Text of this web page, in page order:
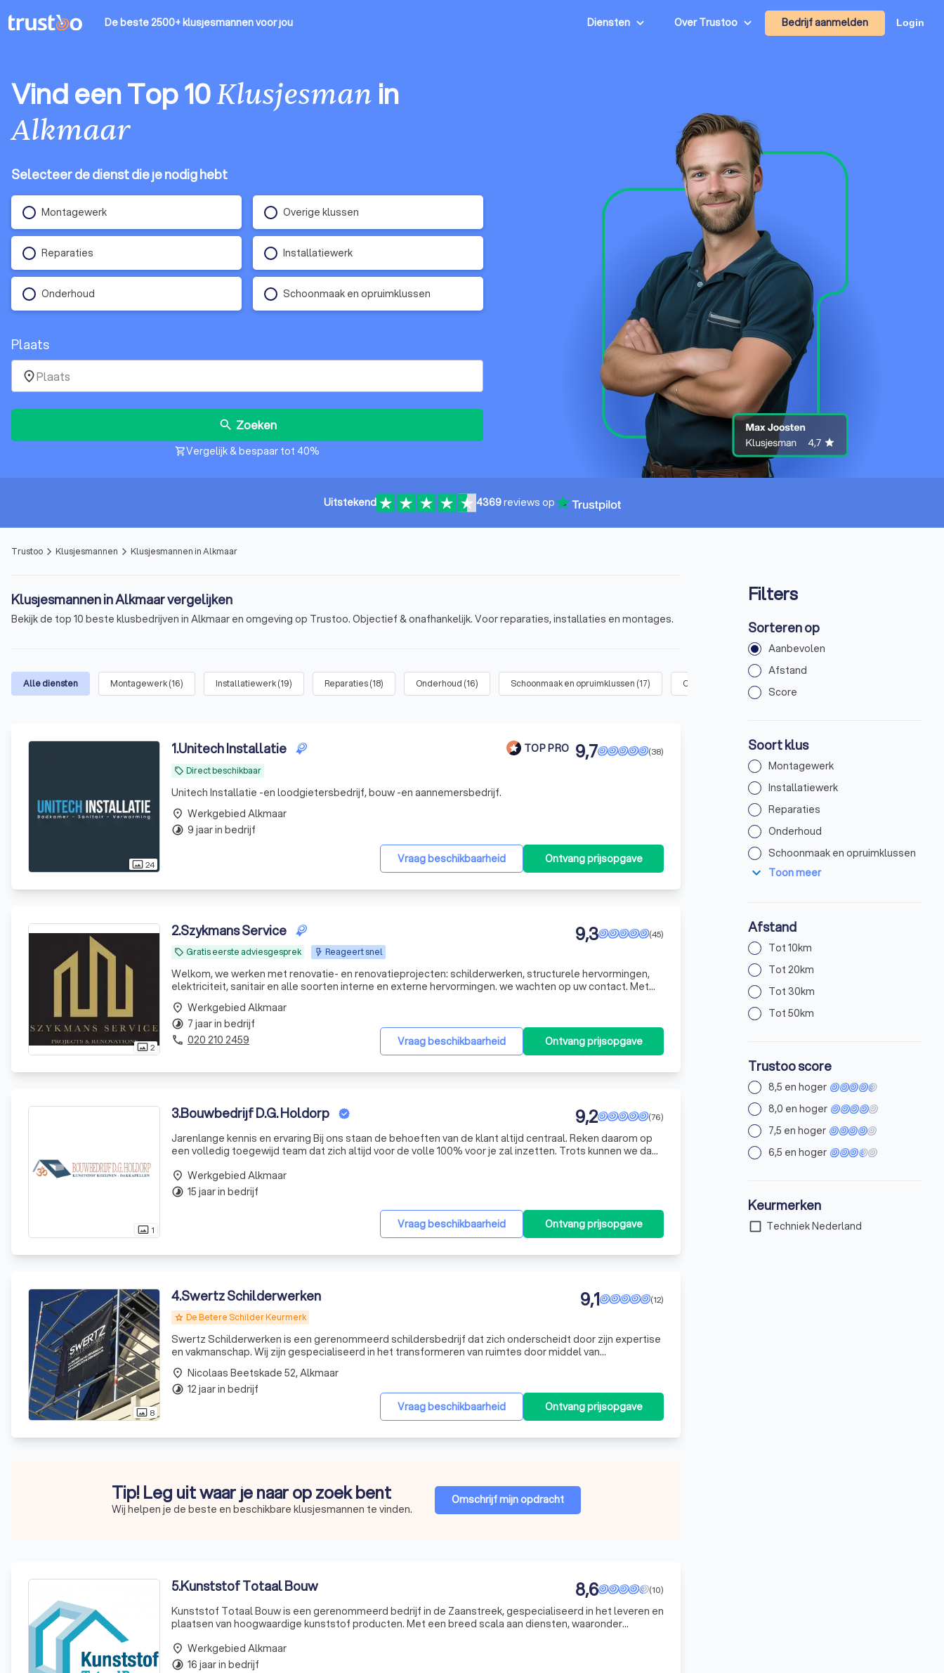
De beste 2500+ klusjesmannenvoor jou Diensten Over Trustoo Bedrijf aanmelden Login
Vind een Top 10Klusjesman in
Alkmaar
Selecteer de dienst die je nodig hebt
Montagewerk Overige klussen
Reparaties Installatiewerk
Onderhoud Schoonmaak en opruimklussen
Plaats
place
search Zoeken
shopping_cartVergelijk & bespaar tot 40%
Uitstekend 4369reviews op
Trustoo arrow_forward_ios Klusjesmannen arrow_forward_ios Klusjesmannen in Alkmaar
Klusjesmannen in Alkmaar vergelijken
Bekijk de top 10 beste klusbedrijven in Alkmaar en omgeving op Trustoo. Objectief & onafhankelijk. Voor reparaties, installaties en montages.
Alle diensten Montagewerk(16) Installatiewerk(19) Reparaties(18) Onderhoud (16) Schoonmaak en opruimklussen (17) Overige klussen 20
photo_size_select_actual24
1.Unitech Installatie TOP PRO
local_offer Direct beschikbaar
(38)
9,7
Unitech Installatie -en loodgietersbedrijf, bouw -en aannemersbedrijf.
Vraag beschikbaarheid Ontvang prijsopgave
place Werkgebied Alkmaar
timelapse 9 jaar in bedrijf
photo_size_select_actual2
2.Szykmans Service
local_offer Gratis eerste adviesgesprek Reageert snel
(45)
9,3
Welkom, we werken met renovatie- en renovatieprojecten: schilderwerken, structurele hervormingen,
elektriciteit, sanitair en alle soorten interne en externe hervormingen. we wachten op uw contact. Met
meer dan 20 jaar ervaring beschikt het bedrijf over hooggekwalificeerde professionals.
Vraag beschikbaarheid Ontvang prijsopgave
place Werkgebied Alkmaar
timelapse 7 jaar in bedrijf
phone 020 210 2459
photo_size_select_actual 1
3.Bouwbedrijf D.G. Holdorp (76)
9,2
Jarenlange kennis en ervaring Bij ons staan de behoeften van de klant altijd centraal. Reken daarom op
een volledig toegewijd team dat zich altijd voor de volle 100% voor je zal inzetten. Trots kunnen we dan
Vraag beschikbaarheid Ontvang prijsopgave
place Werkgebied Alkmaar
timelapse 15 jaar in bedrijf
photo_size_select_actual 8
4.Swertz Schilderwerken
grade De Betere Schilder Keurmerk
(12)
9,1
Swertz Schilderwerken is een gerenommeerd schildersbedrijf dat zich onderscheidt door zijn expertise
en vakmanschap. Wij zijn gespecialiseerd in het transformeren van ruimtes door middel van
professioneel schilderwerk, muurbekleding en decoratieve technieken. Onze klanten prijzen ons om
onze aandach
Vraag beschikbaarheid Ontvang prijsopgave
place Nicolaas Beetskade 52, Alkmaar
timelapse 12 jaar in bedrijf
Tip! Leg uit waar je naar op zoek bent
Wij helpen je de beste en beschikbare klusjesmannen te vinden.
Omschrijf mijn opdracht
5.Kunststof Totaal Bouw (10)
8,6
Kunststof Totaal Bouw is een gerenommeerd bedrijf in de Zaanstreek, gespecialiseerd in het leveren en
plaatsen van hoogwaardige kunststof producten. Met een breed scala aan diensten, waaronder
en te verb
place Werkgebied Alkmaar
timelapse 16 jaar in bedrijf
Filters
Sorteren op
Aanbevolen
Afstand
Score
Soort klus
Montagewerk
Installatiewerk
Reparaties
Onderhoud
Schoonmaak en opruimklussen
expand_more Toon meer
Afstand
Tot 10km
Tot 20km
Tot 30km
Tot 50km
Trustoo score
8,5 en hoger
8,0 en hoger
7,5 en hoger
6,5 en hoger
Keurmerken
check_box_outline_blank Techniek Nederland